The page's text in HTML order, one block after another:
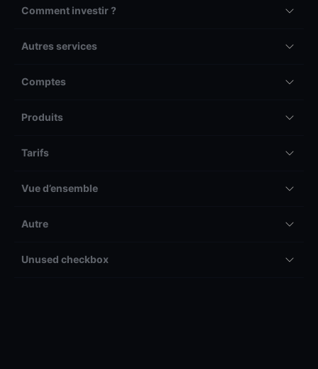
Comment investir ?
Autres services
Comptes
Produits
Tarifs
Vue d’ensemble
Autre
Unused checkbox